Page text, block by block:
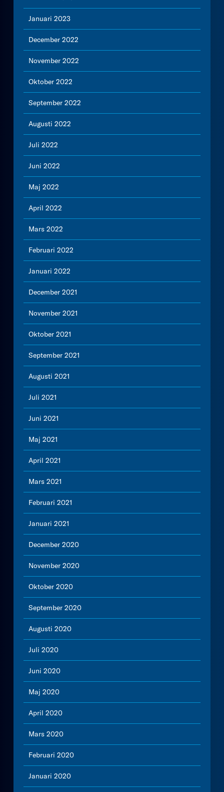
Januari 2023
December 2022
November 2022
Oktober 2022
September 2022
Augusti 2022
Juli 2022
Juni 2022
Maj 2022
April 2022
Mars 2022
Februari 2022
Januari 2022
December 2021
November 2021
Oktober 2021
September 2021
Augusti 2021
Juli 2021
Juni 2021
Maj 2021
April 2021
Mars 2021
Februari 2021
Januari 2021
December 2020
November 2020
Oktober 2020
September 2020
Augusti 2020
Juli 2020
Juni 2020
Maj 2020
April 2020
Mars 2020
Februari 2020
Januari 2020